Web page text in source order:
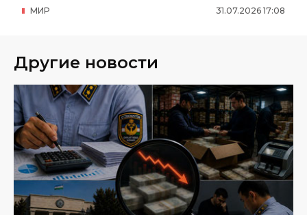
31.07.2026 17:08
МИР
Другие новости